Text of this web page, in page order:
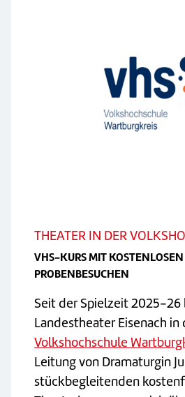
THEATER IN DER
VHS-KURS MIT KOSTENLOSEN
PROBENBESUCHEN
Seit der Spielzeit 2025-26
Landestheater Eisenach in
Volkshochschule
Leitung von Dramaturgin
stückbegleitenden